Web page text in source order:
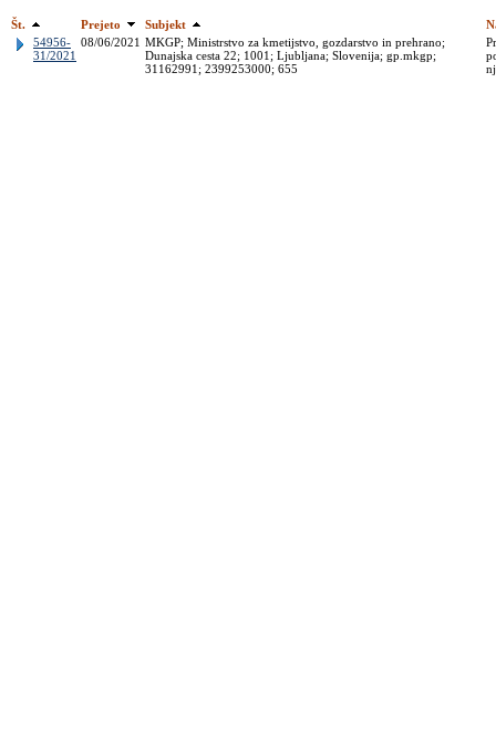
Št. Prejeto Subjekt
54956-
31/2021
08/06/2021 MKGP; Ministrstvo za kmetijstvo, gozdarstvo in prehrano;
Dunajska cesta 22; 1001; Ljubljana; Slovenija; gp.mkgp;
31162991; 2399253000; 655